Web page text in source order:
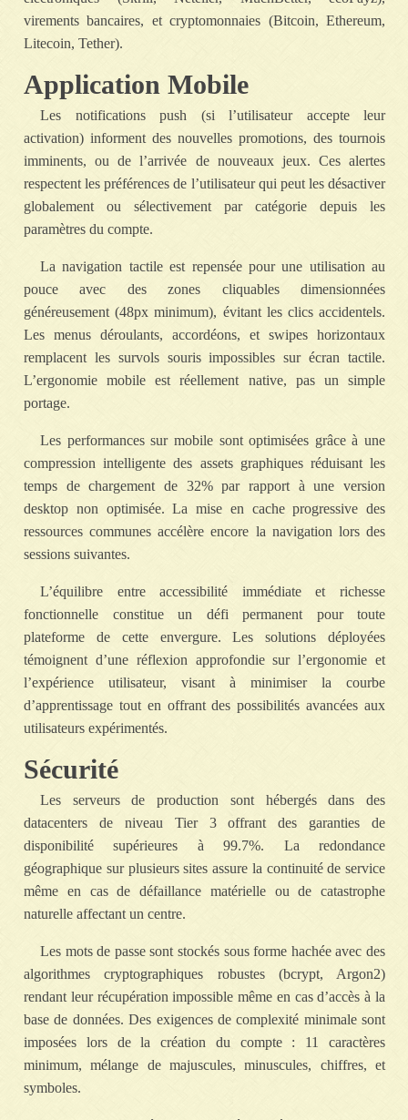
virements bancaires, et cryptomonnaies (Bitcoin, Ethereum,
Litecoin, Tether).
Application Mobile
Les notifications push (si l’utilisateur accepte leur
activation) informent des nouvelles promotions, des tournois
imminents, ou de l’arrivée de nouveaux jeux. Ces alertes
respectent les préférences de l’utilisateur qui peut les désactiver
globalement ou sélectivement par catégorie depuis les
paramètres du compte.
La navigation tactile est repensée pour une utilisation au
pouce avec des zones cliquables dimensionnées
généreusement (48px minimum), évitant les clics accidentels.
Les menus déroulants, accordéons, et swipes horizontaux
remplacent les survols souris impossibles sur écran tactile.
L’ergonomie mobile est réellement native, pas un simple
portage.
Les performances sur mobile sont optimisées grâce à une
compression intelligente des assets graphiques réduisant les
temps de chargement de 32% par rapport à une version
desktop non optimisée. La mise en cache progressive des
ressources communes accélère encore la navigation lors des
sessions suivantes.
L’équilibre entre accessibilité immédiate et richesse
fonctionnelle constitue un défi permanent pour toute
plateforme de cette envergure. Les solutions déployées
témoignent d’une réflexion approfondie sur l’ergonomie et
l’expérience utilisateur, visant à minimiser la courbe
d’apprentissage tout en offrant des possibilités avancées aux
utilisateurs expérimentés.
Sécurité
Les serveurs de production sont hébergés dans des
datacenters de niveau Tier 3 offrant des garanties de
disponibilité supérieures à 99.7%. La redondance
géographique sur plusieurs sites assure la continuité de service
même en cas de défaillance matérielle ou de catastrophe
naturelle affectant un centre.
Les mots de passe sont stockés sous forme hachée avec des
algorithmes cryptographiques robustes (bcrypt, Argon2)
rendant leur récupération impossible même en cas d’accès à la
base de données. Des exigences de complexité minimale sont
imposées lors de la création du compte : 11 caractères
minimum, mélange de majuscules, minuscules, chiffres, et
symboles.